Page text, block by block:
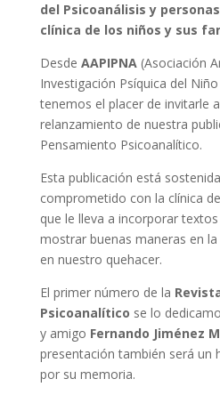
del Psicoanálisis y
clínica de los niños y sus
Desde AAPIPNA(Asociación
Investigación Psíquica del
tenemos el placer de invitarle
relanzamiento de nuestra
Pensamiento Psicoanalítico.
Esta publicación está
comprometido con la clínica
que le lleva a incorporar
mostrar buenas maneras en
en nuestro quehacer.
El primer número de la
Psicoanalítico se lo
y amigo Fernando Jiménez
presentación también será un
por su memoria.